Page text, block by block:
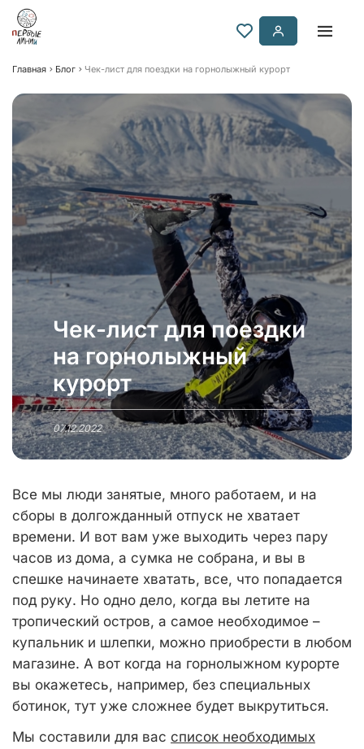
Главная Блог Чек-лист для поездки на горнолыжный курорт
Чек-лист для поездки
на горнолыжный
курорт
07.12.2022
Все мы люди занятые, много работаем, и на
сборы в долгожданный отпуск не хватает
времени. И вот вам уже выходить через пару
часов из дома, а сумка не собрана, и вы в
спешке начинаете хватать, все, что попадается
под руку. Но одно дело, когда вы летите на
тропический остров, а самое необходимое –
купальник и шлепки, можно приобрести в любом
магазине. А вот когда на горнолыжном курорте
вы окажетесь, например, без специальных
ботинок, тут уже сложнее будет выкрутиться.
Мы составили для вас список необходимых